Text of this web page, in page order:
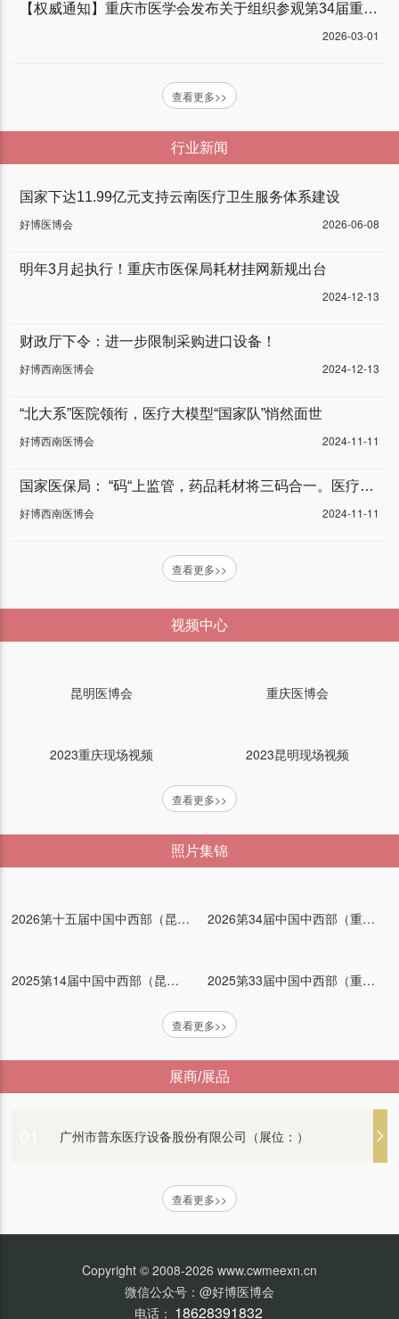
【权威通知】重庆市医学会发布关于组织参观第34届重庆医博会的通知
2026-03-01
查看更多>>
行业新闻
国家下达11.99亿元支持云南医疗卫生服务体系建设
好博医博会
2026-06-08
明年3月起执行！重庆市医保局耗材挂网新规出台
2024-12-13
财政厅下令：进一步限制采购进口设备！
好博西南医博会
2024-12-13
“北大系”医院领衔，医疗大模型“国家队”悄然面世
好博西南医博会
2024-11-11
国家医保局： “码“上监管，药品耗材将三码合一。医疗器械行业将迎来“车同轨”“书同文”，大一统的全新阶段！
好博西南医博会
2024-11-11
查看更多>>
视频中心
昆明医博会 重庆医博会
2023重庆现场视频 2023昆明现场视频
查看更多>>
照片集锦
2026第十五届中国中西部（昆明）医疗器械博览会 2026第34届中国中西部（重庆）医疗器械博览会
2025第14届中国中西部（昆明）医疗器械博览会 2025第33届中国中西部（重庆）医疗器械博览会
查看更多>>
展商/展品
江苏普仕达医疗科技有限公司（展位：）
汕头市超声仪器研究所股份有限公司（展位：）
康泰医学系统（秦皇岛）股份有限公司（展位：）
新光维医疗科技（苏州）股份有限公司（展位：）
衡水康博医疗器械有限公司（展位：）
北京白象新技术有限公司（展位：）
山东光华医疗设备有限公司（展位：）
广州市普东医疗设备股份有限公司（展位：）
普康医疗（展位：）
江苏普仕达医疗科技有限公司（展位：）
查看更多>>
Copyright © 2008-2026 www.cwmeexn.cn
微信公众号：@好博医博会
电话： 18628391832